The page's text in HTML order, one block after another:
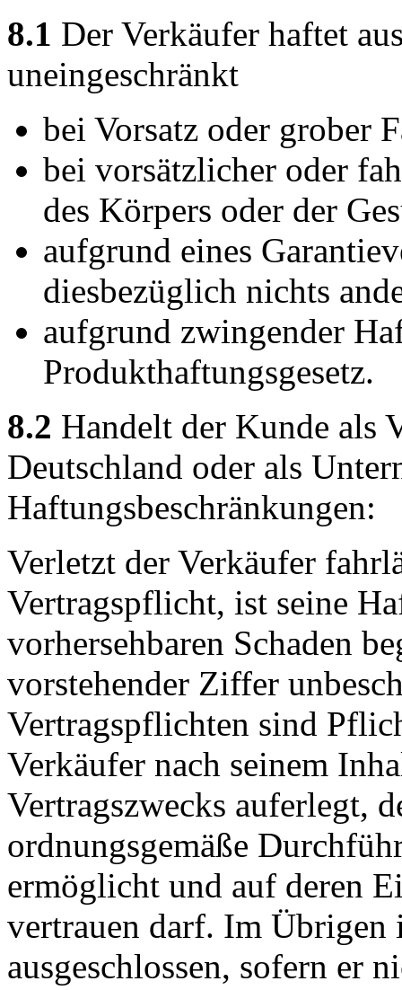
8.1 Der Verkäufer haftet
uneingeschränkt
bei Vorsatz oder grober
bei vorsätzlicher oder
des Körpers oder der
aufgrund eines
diesbezüglich nichts
aufgrund zwingender
Produkthaftungsgesetz.
8.2 Handelt der Kunde als
Deutschland oder als
Haftungsbeschränkungen:
Verletzt der Verkäufer
Vertragspflicht, ist seine
vorhersehbaren Schaden
vorstehender Ziffer
Vertragspflichten sind
Verkäufer nach seinem
Vertragszwecks auferlegt,
ordnungsgemäße
ermöglicht und auf deren
vertrauen darf. Im Übrigen
ausgeschlossen, sofern er